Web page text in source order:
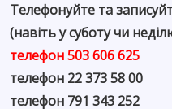
Телефонуйте та
(навіть у суботу чи
телефон 503 606 625
телефон 22 373 58 00
телефон 791 343 252